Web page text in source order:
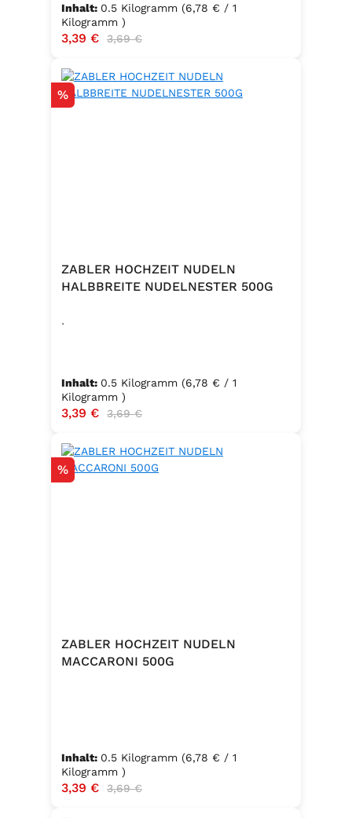
Inhalt: 0.5 Kilogramm (6,78 € / 1
Kilogramm )
Verkaufspreis:
3,39 € Regulärer Preis:
3,69 €
Rabatt
%
ZABLER HOCHZEIT NUDELN
HALBBREITE NUDELNESTER 500G
.
Inhalt: 0.5 Kilogramm (6,78 € / 1
Kilogramm )
Verkaufspreis:
3,39 € Regulärer Preis:
3,69 €
Rabatt
%
ZABLER HOCHZEIT NUDELN
MACCARONI 500G
Inhalt: 0.5 Kilogramm (6,78 € / 1
Kilogramm )
Verkaufspreis:
3,39 € Regulärer Preis:
3,69 €